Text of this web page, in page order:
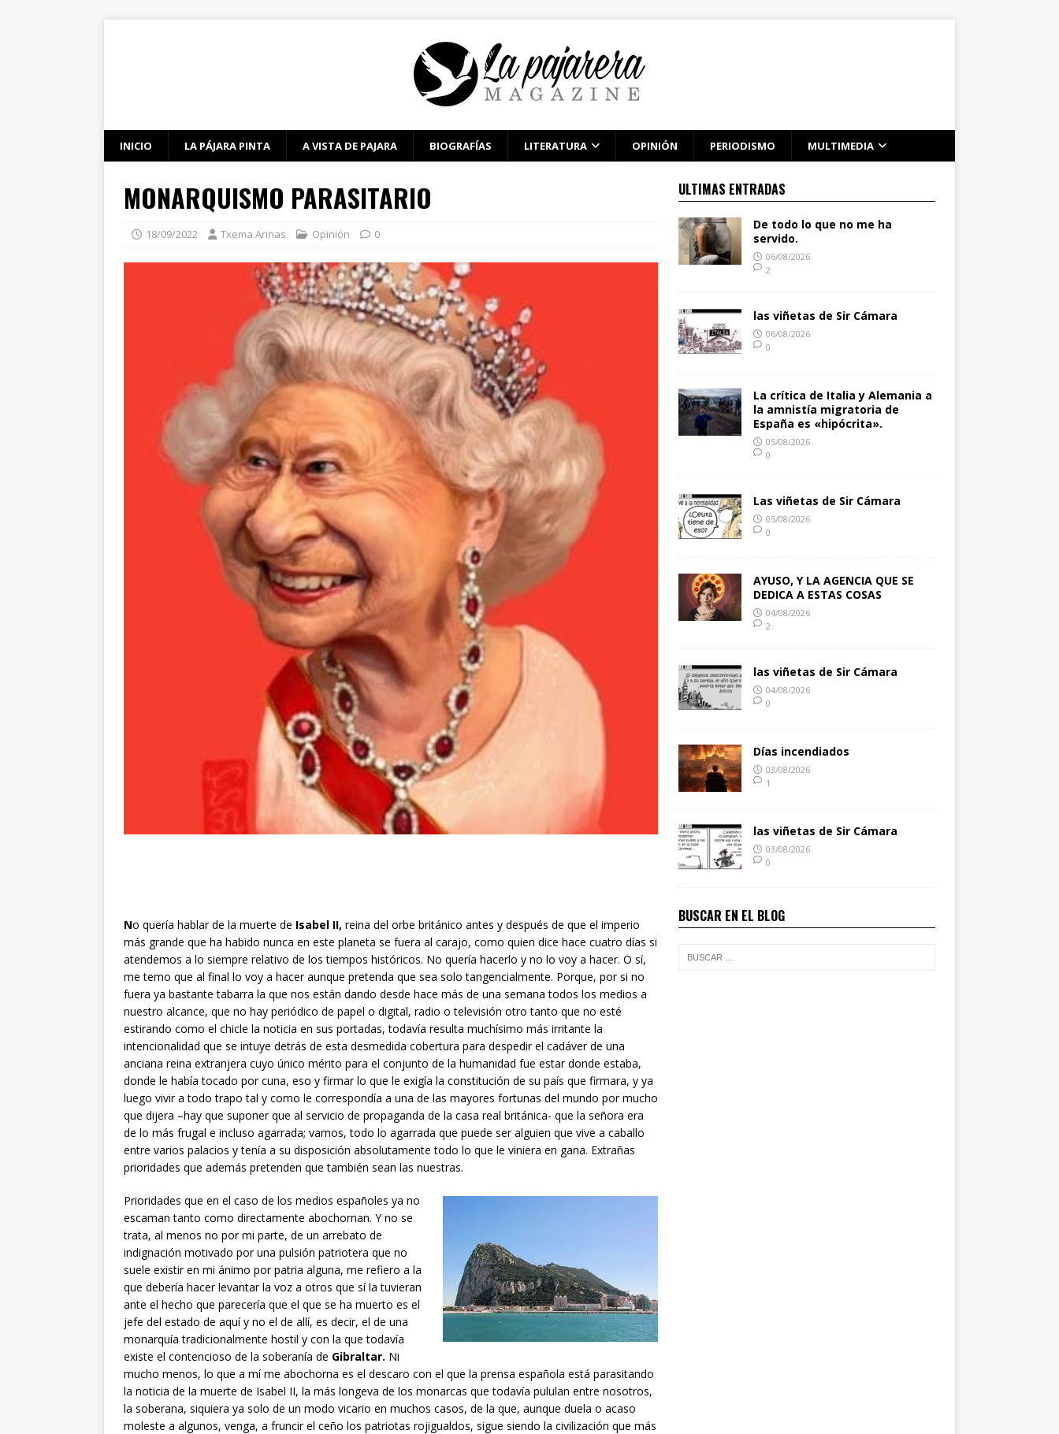
INICIO LA PÁJARA PINTA A VISTA DE PAJARA BIOGRAFÍAS LITERATURA OPINIÓN PERIODISMO MULTIMEDIA
MONARQUISMO PARASITARIO
18/09/2022 Txema Arinas Opinión 0
No quería hablar de la muerte de Isabel II, reina del orbe británico antes y después de que el imperio
más grande que ha habido nunca en este planeta se fuera al carajo, como quien dice hace cuatro días si
atendemos a lo siempre relativo de los tiempos históricos. No quería hacerlo y no lo voy a hacer. O sí,
me temo que al final lo voy a hacer aunque pretenda que sea solo tangencialmente. Porque, por si no
fuera ya bastante tabarra la que nos están dando desde hace más de una semana todos los medios a
nuestro alcance, que no hay periódico de papel o digital, radio o televisión otro tanto que no esté
estirando como el chicle la noticia en sus portadas, todavía resulta muchísimo más irritante la
intencionalidad que se intuye detrás de esta desmedida cobertura para despedir el cadáver de una
anciana reina extranjera cuyo único mérito para el conjunto de la humanidad fue estar donde estaba,
donde le había tocado por cuna, eso y firmar lo que le exigía la constitución de su país que firmara, y ya
luego vivir a todo trapo tal y como le correspondía a una de las mayores fortunas del mundo por mucho
que dijera –hay que suponer que al servicio de propaganda de la casa real británica- que la señora era
de lo más frugal e incluso agarrada; vamos, todo lo agarrada que puede ser alguien que vive a caballo
entre varios palacios y tenía a su disposición absolutamente todo lo que le viniera en gana. Extrañas
prioridades que además pretenden que también sean las nuestras.
Prioridades que en el caso de los medios españoles ya no
escaman tanto como directamente abochornan. Y no se
trata, al menos no por mi parte, de un arrebato de
indignación motivado por una pulsión patriotera que no
suele existir en mi ánimo por patria alguna, me refiero a la
que debería hacer levantar la voz a otros que sí la tuvieran
ante el hecho que parecería que el que se ha muerto es el
jefe del estado de aquí y no el de allí, es decir, el de una
monarquía tradicionalmente hostil y con la que todavía
existe el contencioso de la soberanía de Gibraltar. Ni
mucho menos, lo que a mí me abochorna es el descaro con el que la prensa española está parasitando
la noticia de la muerte de Isabel II, la más longeva de los monarcas que todavía pululan entre nosotros,
la soberana, siquiera ya solo de un modo vicario en muchos casos, de la que, aunque duela o acaso
moleste a algunos, venga, a fruncir el ceño los patriotas rojigualdos, sigue siendo la civilización que más
ULTIMAS ENTRADAS
De todo lo que no me ha
servido.
06/08/2026
2
las viñetas de Sir Cámara
06/08/2026
0
La crítica de Italia y Alemania a
la amnistía migratoria de
España es «hipócrita».
05/08/2026
0
Las viñetas de Sir Cámara
05/08/2026
0
AYUSO, Y LA AGENCIA QUE SE
DEDICA A ESTAS COSAS
04/08/2026
2
las viñetas de Sir Cámara
04/08/2026
0
Días incendiados
03/08/2026
1
las viñetas de Sir Cámara
03/08/2026
0
BUSCAR EN EL BLOG